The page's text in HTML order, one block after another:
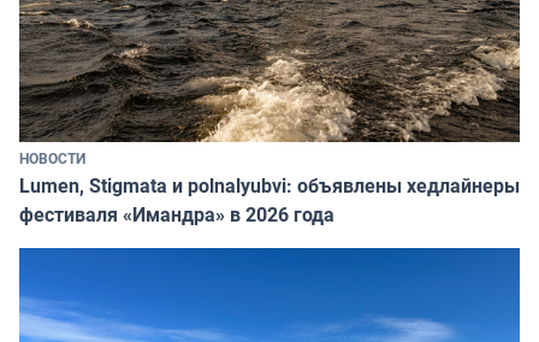
НОВОСТИ
Lumen, Stigmata и polnalyubvi: объявлены хедлайнеры
фестиваля «Имандра» в 2026 года